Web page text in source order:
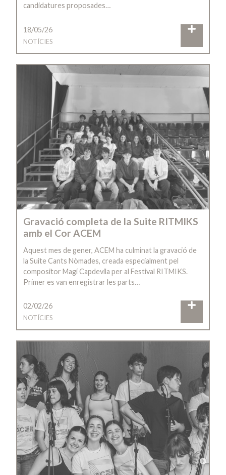
candidatures proposades…
18/05/26
NOTÍCIES
Gravació completa de la Suite RITMIKS
amb el Cor ACEM
Aquest mes de gener, ACEM ha culminat la gravació de
la Suite Cants Nòmades, creada especialment pel
compositor Magí Capdevila per al Festival RITMIKS.
Primer es van enregistrar les parts…
02/02/26
NOTÍCIES